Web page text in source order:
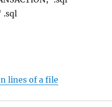
.sql
lines of a file